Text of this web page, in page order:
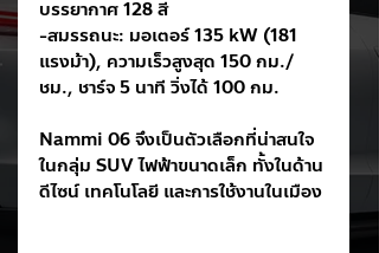
บรรยากาศ 128 สี
-สมรรถนะ: มอเตอร์ 135 kW (181
แรงม้า), ความเร็วสูงสุด 150 กม./
ชม., ชาร์จ 5 นาที วิ่งได้ 100 กม.
Nammi 06 จึงเป็นตัวเลือกที่น่าสนใจ
ในกลุ่ม SUV ไฟฟ้าขนาดเล็ก ทั้งในด้าน
ดีไซน์ เทคโนโลยี และการใช้งานในเมือง